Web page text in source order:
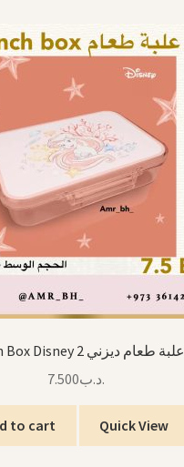
Lunch Box Disney 2 علبة طعام ديزني
.د.ب7.500
to cart Quick View